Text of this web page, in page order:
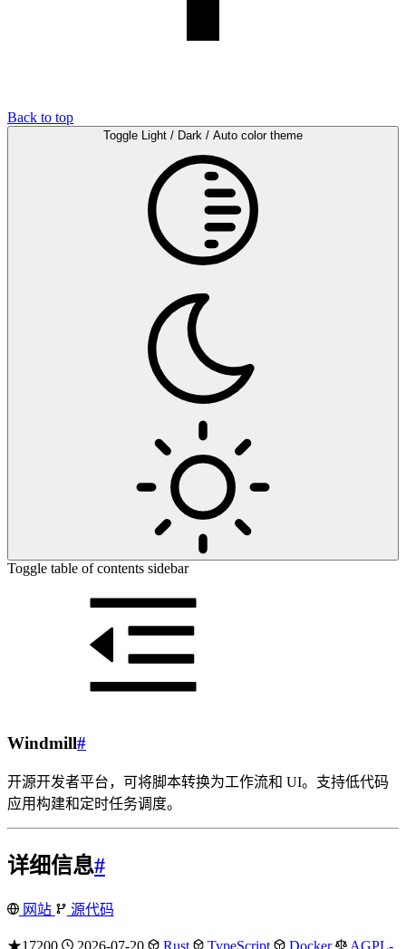
Back to top
Toggle Light / Dark / Auto color theme
Toggle table of contents sidebar
Windmill#
开源开发者平台，可将脚本转换为工作流和 UI。支持低代码
应用构建和定时任务调度。
详细信息#
网站 源代码